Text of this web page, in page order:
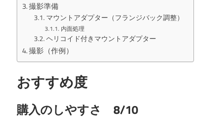
撮影準備
マウントアダプター（フランジバック調整）
内面処理
ヘリコイド付きマウントアダプター
撮影（作例）
おすすめ度
購入のしやすさ 8/10